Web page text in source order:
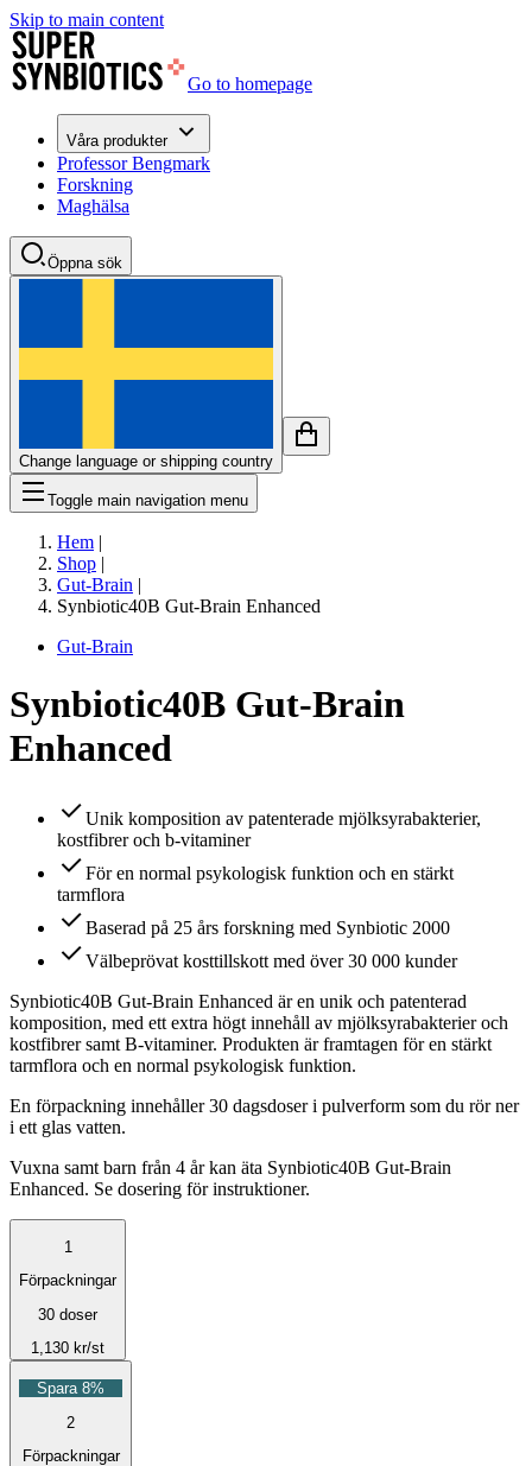
Skip to main content
Go to homepage
Våra produkter
Professor Bengmark
Forskning
Maghälsa
Öppna sök
Change language or shipping country
Toggle main navigation menu
Hem |
Shop |
Gut-Brain |
Synbiotic40B Gut-Brain Enhanced
Gut-Brain
Synbiotic40B Gut-Brain
Enhanced
Unik komposition av patenterade mjölksyrabakterier,
kostfibrer och b-vitaminer
För en normal psykologisk funktion och en stärkt
tarmflora
Baserad på 25 års forskning med Synbiotic 2000
Välbeprövat kosttillskott med över 30 000 kunder
Synbiotic40B Gut-Brain Enhanced är en unik och patenterad
komposition, med ett extra högt innehåll av mjölksyrabakterier och
kostfibrer samt B-vitaminer. Produkten är framtagen för en stärkt
tarmflora och en normal psykologisk funktion.
En förpackning innehåller 30 dagsdoser i pulverform som du rör ner
i ett glas vatten.
Vuxna samt barn från 4 år kan äta Synbiotic40B Gut-Brain
Enhanced. Se dosering för instruktioner.
1
Förpackningar
30 doser
1,130 kr/st
Spara 8%
2
Förpackningar